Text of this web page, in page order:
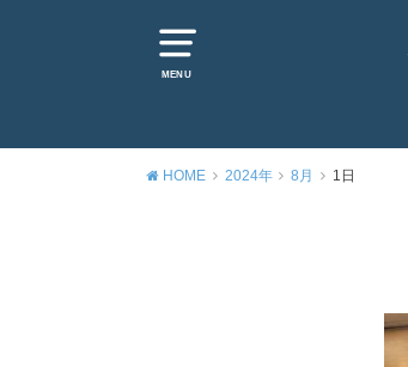
MENU
HOME 2024年 8月 1日